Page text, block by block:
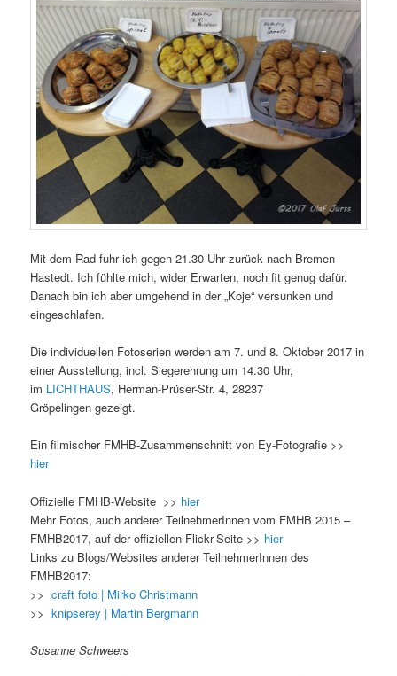
Mit dem Rad fuhr ich gegen 21.30 Uhr zurück nach Bremen-
Hastedt. Ich fühlte mich, wider Erwarten, noch fit genug dafür.
Danach bin ich aber umgehend in der „Koje“ versunken und
eingeschlafen.
Die individuellen Fotoserien werden am 7. und 8. Oktober 2017 in
einer Ausstellung, incl. Siegerehrung um 14.30 Uhr,
im LICHTHAUS, Herman-Prüser-Str. 4, 28237
Gröpelingen gezeigt.
Ein filmischer FMHB-Zusammenschnitt von Ey-Fotografie >>
hier
Offizielle FMHB-Website >> hier
Mehr Fotos, auch anderer TeilnehmerInnen vom FMHB 2015 –
FMHB2017, auf der offiziellen Flickr-Seite >> hier
Links zu Blogs/Websites anderer TeilnehmerInnen des
FMHB2017:
>> craft foto | Mirko Christmann
>>knipserey | Martin Bergmann
Susanne Schweers